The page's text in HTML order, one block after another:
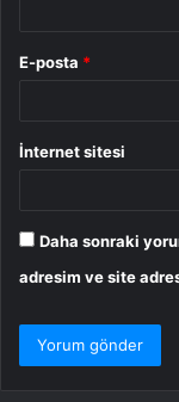
E-posta *
İnternet sitesi
Daha sonraki
adresim ve site